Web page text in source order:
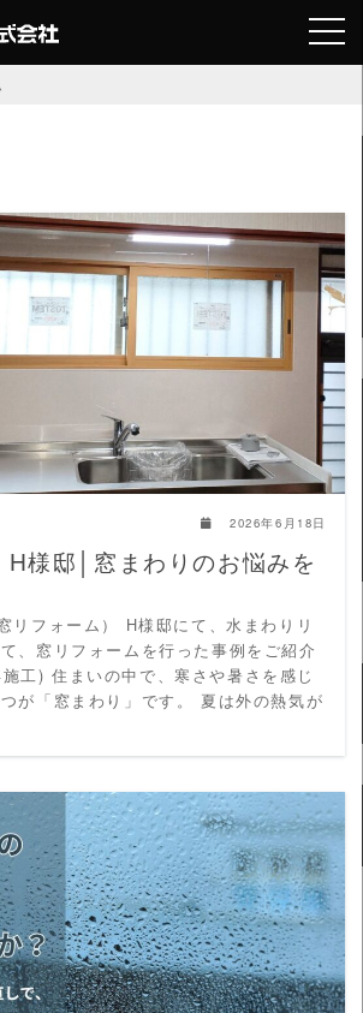
READ MORE
2026年6月18日
H様邸│窓まわりのお悩みを
リフォーム） H様邸にて、水まわりリ
、窓リフォームを行った事例をご紹介
工) 住まいの中で、寒さや暑さを感じ
が「窓まわり」です。 夏は外の熱気が
READ MORE